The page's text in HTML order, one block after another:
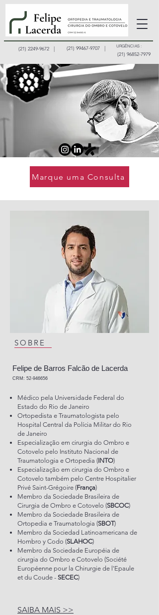
(21) 2249-9672 |
(21) 99467-9707 |
(21) 96852-7979
URGÊNCIAS :
Marque uma Consulta
SOBRE
Felipe de Barros Falcão de Lacerda
CRM : 52-946656
Médico pela Universidade Federal do
Estado do Rio de Janeiro
Ortopedista e Traumatologista pelo
Hospital Central da Polícia Militar do Rio
de Janeiro
Especialização em cirurgia do Ombro e
Cotovelo pelo Instituto Nacional de
Traumatologia e Ortopedia (INTO)
Especialização em cirurgia do Ombro e
Cotovelo também pelo Centre Hospitalier
Privé Saint-Grégoire (França)
Membro da Sociedade Brasileira de
Cirurgia de Ombro e Cotovelo (SBCOC)
Membro da Sociedade Brasileira de
Ortopedia e Traumatologia (SBOT)
Membro da Sociedad Latinoamericana de
Hombro y Codo (SLAHOC)
Membro da Sociedade Européia de
cirurgia do Ombro e Cotovelo (Société
Européenne pour la Chirurgie de l'Epaule
et du Coude - SECEC)
SAIBA MAIS >>